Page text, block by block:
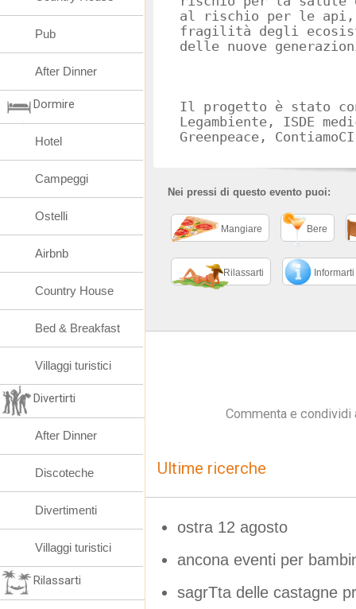
al rischio per le api,
fragilità degli
delle nuove
Il progetto è stato
Legambiente, ISDE
Greenpeace,
Nei pressi di questo evento puoi:
Mangiare Bere
Rilassarti Informarti
Commenta e
Ultime ricerche
ostra 12 agosto
ancona eventi per
sagrTta delle castagne
Pub
After Dinner
Dormire
Hotel
Campeggi
Ostelli
Airbnb
Country House
Bed & Breakfast
Villaggi turistici
Divertirti
After Dinner
Discoteche
Divertimenti
Villaggi turistici
Rilassarti